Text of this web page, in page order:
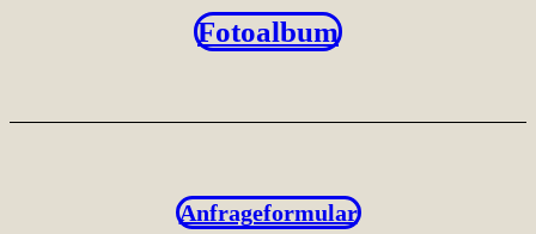
Fotoalbum
Anfrageformular